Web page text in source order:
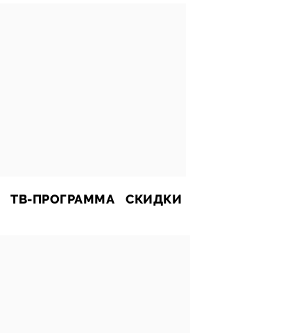
ТВ-ПРОГРАММА СКИДКИ